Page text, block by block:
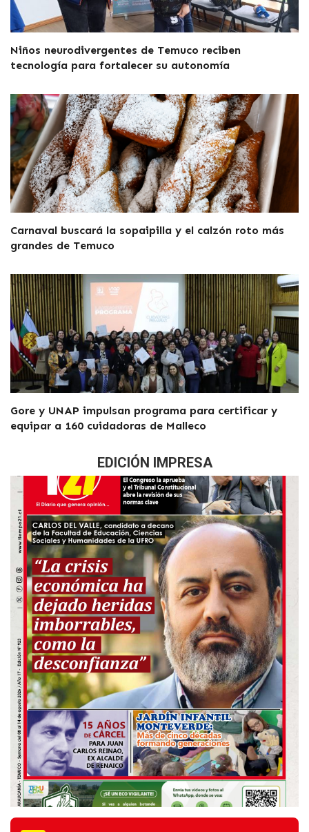
Niños neurodivergentes de Temuco reciben
tecnología para fortalecer su autonomía
Carnaval buscará la sopaipilla y el calzón roto más
grandes de Temuco
Gore y UNAP impulsan programa para certificar y
equipar a 160 cuidadoras de Malleco
EDICIÓN IMPRESA